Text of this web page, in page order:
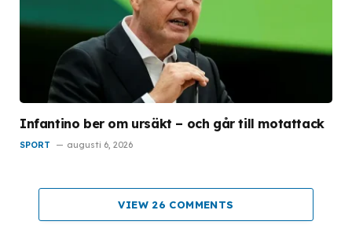
Infantino ber om ursäkt – och går till motattack
SPORT augusti 6, 2026
VIEW 26 COMMENTS